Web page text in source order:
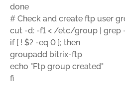
done
# Check and create ftp user
cut -d: -f1 < /etc/group | grep
if [ ! $? -eq 0 ]; then
groupadd bitrix-ftp
echo "Ftp group created"
fi